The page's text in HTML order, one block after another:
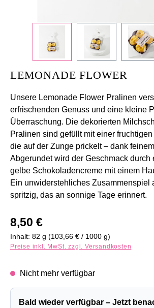
LEMONADE FLOWER
Unsere Lemonade Flower Pralinen
erfrischenden Genuss und eine kleine
Überraschung. Die dekorierten
Pralinen sind gefüllt mit einer
die auf der Zunge prickelt – dank
Abgerundet wird der Geschmack durch
gelbe Schokoladencreme mit einem
Ein unwiderstehliches Zusammenspiel
spritzig, das an sonnige Tage erinnert.
Regulärer Preis:
8,50 €
Inhalt: 82 g (103,66 € / 1000 g)
Preise inkl. MwSt. zzgl. Versandkosten
Nicht mehr verfügbar
Bald wieder verfügbar – Jetzt